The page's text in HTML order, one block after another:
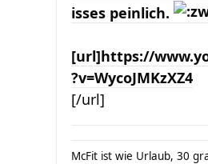
isses peinlich.
[url]https://
?v=WycoJMKzXZ4
[/url]
McFit ist wie Urlaub, 30